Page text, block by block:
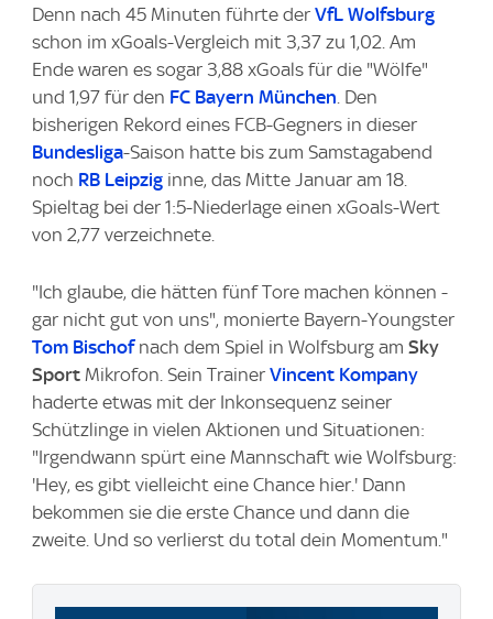
Denn nach 45 Minuten führte der VfL Wolfsburg
schon im xGoals-Vergleich mit 3,37 zu 1,02. Am
Ende waren es sogar 3,88 xGoals für die "Wölfe"
und 1,97 für den FC Bayern München. Den
bisherigen Rekord eines FCB-Gegners in dieser
Bundesliga-Saison hatte bis zum Samstagabend
noch RB Leipzig inne, das Mitte Januar am 18.
Spieltag bei der 1:5-Niederlage einen xGoals-Wert
von 2,77 verzeichnete.
"Ich glaube, die hätten fünf Tore machen können -
gar nicht gut von uns", monierte Bayern-Youngster
Tom Bischofnach dem Spiel in Wolfsburg am Sky
Sport Mikrofon. Sein Trainer Vincent Kompany
haderte etwas mit der Inkonsequenz seiner
Schützlinge in vielen Aktionen und Situationen:
"Irgendwann spürt eine Mannschaft wie Wolfsburg:
'Hey, es gibt vielleicht eine Chance hier.' Dann
bekommen sie die erste Chance und dann die
zweite. Und so verlierst du total dein Momentum."